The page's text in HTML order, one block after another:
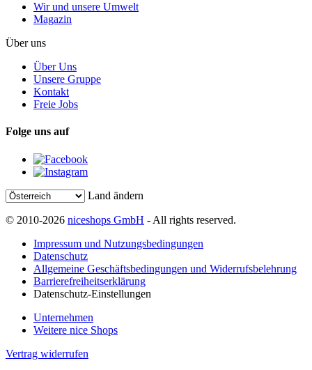
Wir und unsere Umwelt
Magazin
Über uns
Über Uns
Unsere Gruppe
Kontakt
Freie Jobs
Folge uns auf
Land ändern
© 2010-2026 niceshops GmbH - All rights reserved.
Impressum und Nutzungsbedingungen
Datenschutz
Allgemeine Geschäftsbedingungen und Widerrufsbelehrung
Barrierefreiheitserklärung
Datenschutz-Einstellungen
Unternehmen
Weitere nice Shops
Vertrag widerrufen